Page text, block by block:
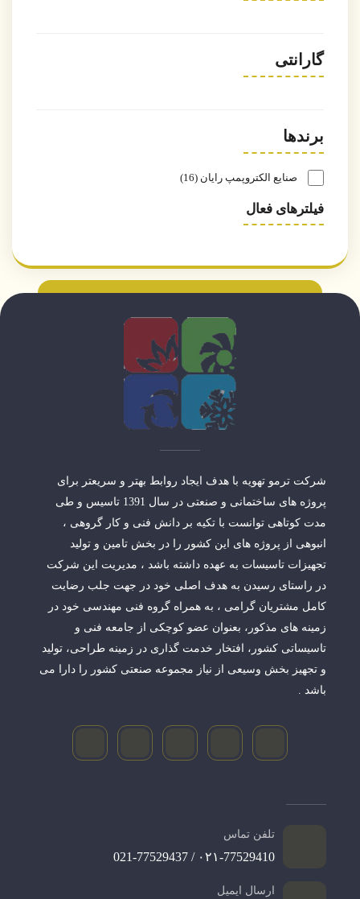
گارانتی
برندها
صنایع الکتروپمپ رایان 16
فیلترهای فعال
شرکت ترمو تهویه با هدف ایجاد روابط بهتر و سریعتر برای
پروژه های ساختمانی و صنعتی در سال 1391 تاسیس و طی
مدت کوتاهی توانست با تکیه بر دانش فنی و کار گروهی ،
انبوهی از پروژه های این کشور را در بخش تامین و تولید
تجهیزات تاسیسات به عهده داشته باشد ، مدیریت این شرکت
در راستای رسیدن به هدف اصلی خود در جهت جلب رضایت
کامل مشتریان گرامی ، به همراه گروه فنی مهندسی خود در
زمینه های مذکور، بعنوان عضو کوچکی از جامعه فنی و
تاسیساتی کشور، افتخار خدمت گذاری در زمینه طراحی، تولید
و تجهیز بخش وسیعی از نیاز مجموعه صنعتی کشور را دارا می
باشد .
تلفن تماس
۰۲۱-77529410 / 021-77529437
ارسال ایمیل